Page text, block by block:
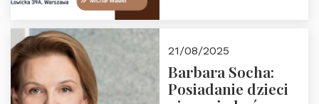
Nowego
Ćwierćwiecza”
21/08/2025
Barbara Socha:
Posiadanie dzieci